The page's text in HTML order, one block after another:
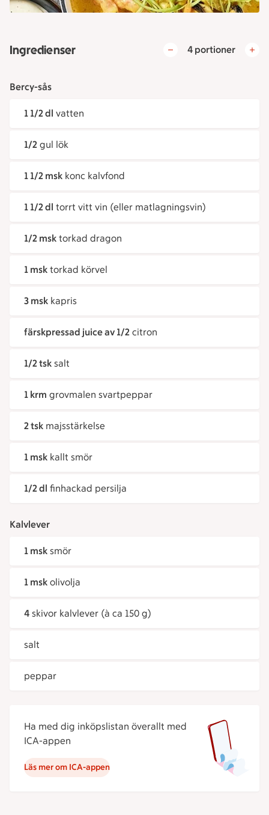
Ingredienser 4 portioner
Bercy-sås
1 1/2 dl vatten
1/2 gul lök
1 1/2 msk konc kalvfond
1 1/2 dl torrt vitt vin (eller matlagningsvin)
1/2 msk torkad dragon
1 msk torkad körvel
3 msk kapris
färskpressad juice av 1/2 citron
1/2 tsk salt
1 krm grovmalen svartpeppar
2 tsk majsstärkelse
1 msk kallt smör
1/2 dl finhackad persilja
Kalvlever
1 msk smör
1 msk olivolja
4 skivor kalvlever (à ca 150 g)
salt
peppar
Ha med dig inköpslistan överallt med
ICA-appen
Läs mer om ICA-appen